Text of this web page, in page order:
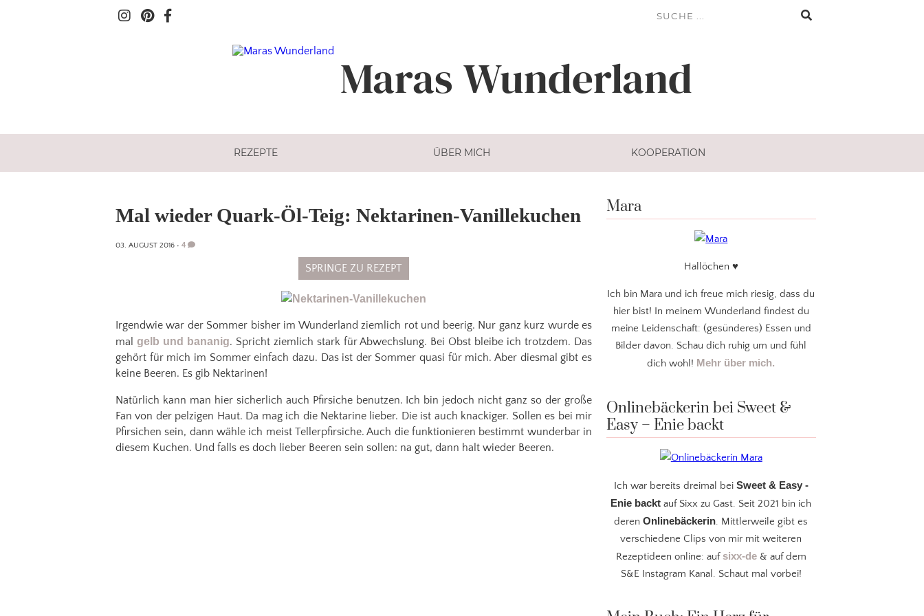
Maras Wunderland
REZEPTE ÜBER MICH KOOPERATION
Mal wieder Quark-Öl-Teig: Nektarinen-Vanillekuchen
03. AUGUST 2016 • 4
SPRINGE ZU REZEPT
Irgendwie war der Sommer bisher im Wunderland ziemlich rot und beerig. Nur ganz kurz wurde es
mal gelb und bananig. Spricht ziemlich stark für Abwechslung. Bei Obst bleibe ich trotzdem. Das
gehört für mich im Sommer einfach dazu. Das ist der Sommer quasi für mich. Aber diesmal gibt es
keine Beeren. Es gib Nektarinen!
Natürlich kann man hier sicherlich auch Pfirsiche benutzen. Ich bin jedoch nicht ganz so der große
Fan von der pelzigen Haut. Da mag ich die Nektarine lieber. Die ist auch knackiger. Sollen es bei mir
Pfirsichen sein, dann wähle ich meist Tellerpfirsiche. Auch die funktionieren bestimmt wunderbar in
diesem Kuchen. Und falls es doch lieber Beeren sein sollen: na gut, dann halt wieder Beeren.
Mara
Hallöchen ♥
Ich bin Mara und ich freue mich riesig, dass du
hier bist! In meinem Wunderland findest du
meine Leidenschaft: (gesünderes) Essen und
Bilder davon. Schau dich ruhig um und fühl
dich wohl! Mehr über mich.
Onlinebäckerin bei Sweet &
Easy – Enie backt
Ich war bereits dreimal bei Sweet & Easy -
Enie backt auf Sixx zu Gast. Seit 2021 bin ich
derenOnlinebäckerin. Mittlerweile gibt es
verschiedene Clips von mir mit weiteren
Rezeptideen online: auf sixx-de& auf dem
S&E Instagram Kanal. Schaut mal vorbei!